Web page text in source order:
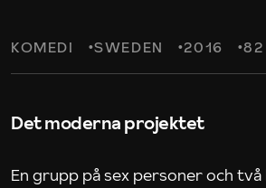
KOMEDI SWEDEN 2016 82
Det moderna projektet
En grupp på sex personer och